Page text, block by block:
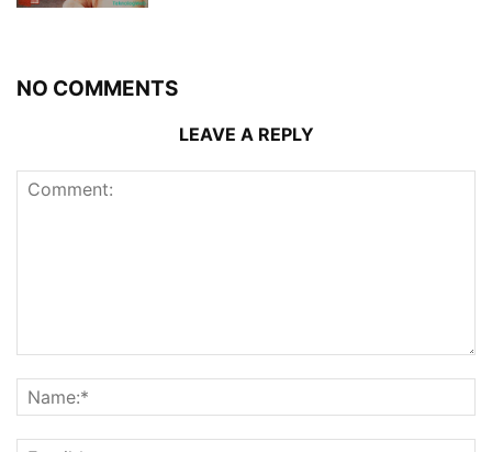
NO COMMENTS
LEAVE A REPLY